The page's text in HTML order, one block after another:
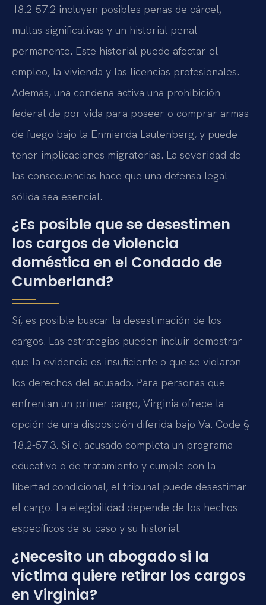
18.2-57.2 incluyen posibles penas de cárcel,
multas significativas y un historial penal
permanente. Este historial puede afectar el
empleo, la vivienda y las licencias profesionales.
Además, una condena activa una prohibición
federal de por vida para poseer o comprar armas
de fuego bajo la Enmienda Lautenberg, y puede
tener implicaciones migratorias. La severidad de
las consecuencias hace que una defensa legal
sólida sea esencial.
¿Es posible que se desestimen
los cargos de violencia
doméstica en el Condado de
Cumberland?
Sí, es posible buscar la desestimación de los
cargos. Las estrategias pueden incluir demostrar
que la evidencia es insuficiente o que se violaron
los derechos del acusado. Para personas que
enfrentan un primer cargo, Virginia ofrece la
opción de una disposición diferida bajo Va. Code §
18.2-57.3. Si el acusado completa un programa
educativo o de tratamiento y cumple con la
libertad condicional, el tribunal puede desestimar
el cargo. La elegibilidad depende de los hechos
específicos de su caso y su historial.
¿Necesito un abogado si la
víctima quiere retirar los cargos
en Virginia?